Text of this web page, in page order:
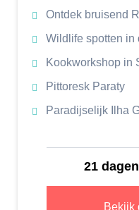
Ontdek bruisend
Wildlife spotten in
Kookworkshop in
Pittoresk Paraty
Paradijselijk Ilha
21 dagen
Bekijk